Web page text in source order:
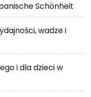
Schönheit
wadze i
i dla dzieci w